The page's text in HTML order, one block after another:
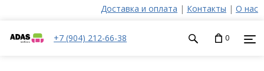
Доставка и оплата | Контакты | О нас
+7 (904) 212-66-38 0